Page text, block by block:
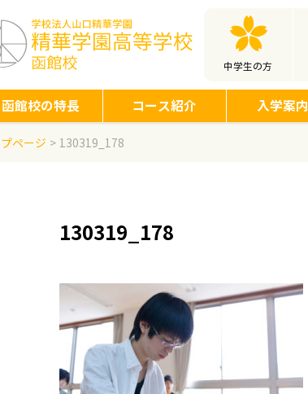
中学生の方
函館校の特長 コース紹介 入学案内
プページ 130319_178
130319_178